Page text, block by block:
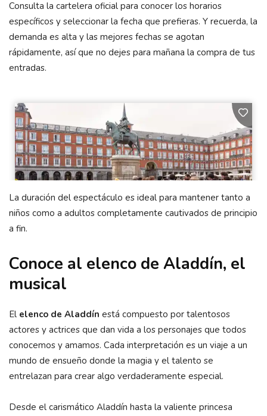
Consulta la cartelera oficial para conocer los horarios
específicos y seleccionar la fecha que prefieras. Y recuerda, la
demanda es alta y las mejores fechas se agotan
rápidamente, así que no dejes para mañana la compra de tus
entradas.
La duración del espectáculo es ideal para mantener tanto a
niños como a adultos completamente cautivados de principio
a fin.
Conoce al elenco de Aladdín, el
musical
El elenco de Aladdín está compuesto por talentosos
actores y actrices que dan vida a los personajes que todos
conocemos y amamos. Cada interpretación es un viaje a un
mundo de ensueño donde la magia y el talento se
entrelazan para crear algo verdaderamente especial.
Desde el carismático Aladdín hasta la valiente princesa